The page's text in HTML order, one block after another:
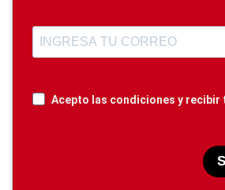
Acepto las condiciones y recibir